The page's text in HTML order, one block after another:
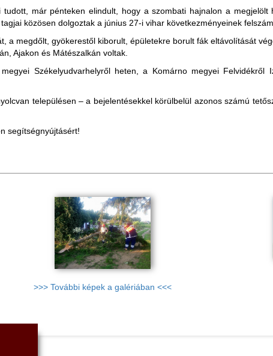
már pénteken elindult, hogy a szombati hajnalon a megjelölt
közösen dolgoztak a június 27-i vihar következményeinek
a megdőlt, gyökerestől kiborult, épületekre borult fák eltávolítását
Ajakon és Mátészalkán voltak.
Székelyudvarhelyről heten, a Komárno megyei
településen – a bejelentésekkel körülbelül azonos számú
segítségnyújtásért!
>>> További képek a galériában <<<